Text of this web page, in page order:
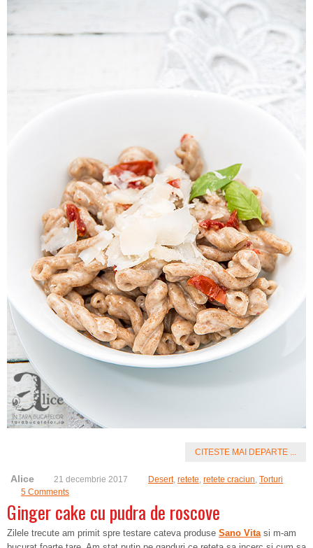
CITESTE MAI DEPARTE ...
Alice 21 decembrie 2017 Desert, retete, retete craciun, Torturi
5 Comments
Ginger cake cu pudra de roscove
Zilele trecute am primit spre testare cateva produse Sano Vitasi m-am